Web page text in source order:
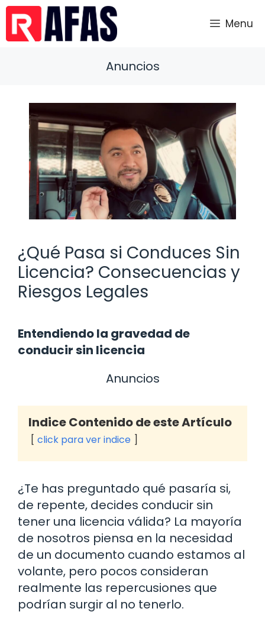
Saltar
contenido
Menu
Anuncios
¿Qué Pasa si Conduces Sin
Licencia? Consecuencias y
Riesgos Legales
Entendiendo la gravedad de
conducir sin licencia
Anuncios
Indice Contenido de este Artículo
click para ver indice
¿Te has preguntado qué pasaría si,
de repente, decides conducir sin
tener una licencia válida? La mayoría
de nosotros piensa en la necesidad
de un documento cuando estamos al
volante, pero pocos consideran
realmente las repercusiones que
podrían surgir al no tenerlo.